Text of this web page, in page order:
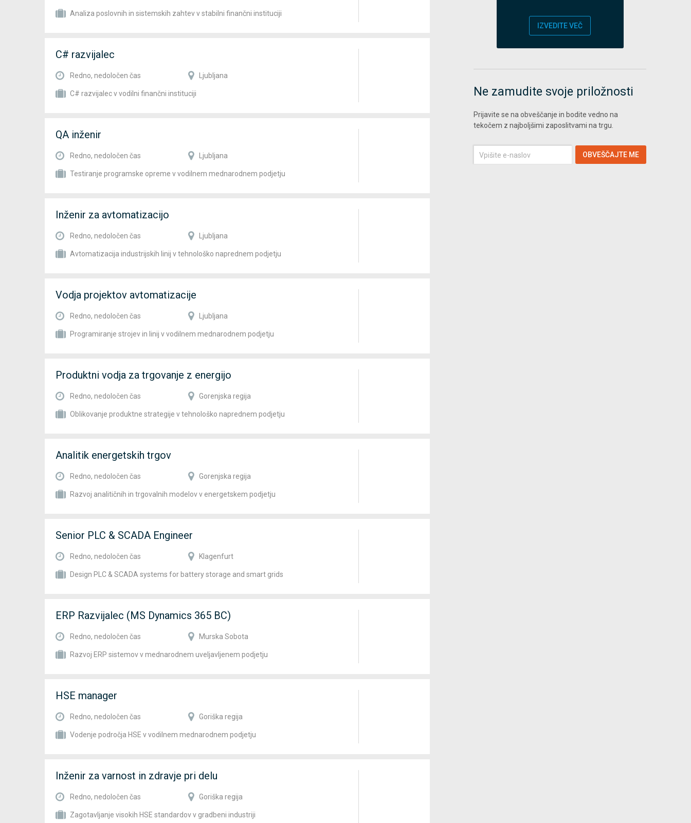
Analiza poslovnih in sistemskih zahtev v stabilni finančni instituciji
C# razvijalec
Redno, nedoločen čas Ljubljana
C# razvijalec v vodilni finančni instituciji
QA inženir
Redno, nedoločen čas Ljubljana
Testiranje programske opreme v vodilnem mednarodnem podjetju
Inženir za avtomatizacijo
Redno, nedoločen čas Ljubljana
Avtomatizacija industrijskih linij v tehnološko naprednem podjetju
Vodja projektov avtomatizacije
Redno, nedoločen čas Ljubljana
Programiranje strojev in linij v vodilnem mednarodnem podjetju
Produktni vodja za trgovanje z energijo
Redno, nedoločen čas Gorenjska regija
Oblikovanje produktne strategije v tehnološko naprednem podjetju
Analitik energetskih trgov
Redno, nedoločen čas Gorenjska regija
Razvoj analitičnih in trgovalnih modelov v energetskem podjetju
Senior PLC & SCADA Engineer
Redno, nedoločen čas Klagenfurt
Design PLC & SCADA systems for battery storage and smart grids
ERP Razvijalec (MS Dynamics 365 BC)
Redno, nedoločen čas Murska Sobota
Razvoj ERP sistemov v mednarodnem uveljavljenem podjetju
HSE manager
Redno, nedoločen čas Goriška regija
Vodenje področja HSE v vodilnem mednarodnem podjetju
Inženir za varnost in zdravje pri delu
Redno, nedoločen čas Goriška regija
Zagotavljanje visokih HSE standardov v gradbeni industriji
IZVEDITE VEČ
Ne zamudite svoje priložnosti
Prijavite se na obveščanje in bodite vedno na
tekočem z najboljšimi zaposlitvami na trgu.
OBVEŠČAJTE ME